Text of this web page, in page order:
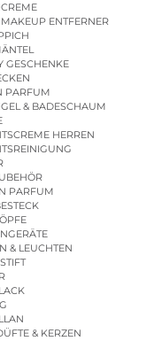
ENTFERNER
GESCHENKE
PARFUM
& BADESCHAUM
HERREN
PARFUM
& LEUCHTEN
& KERZEN